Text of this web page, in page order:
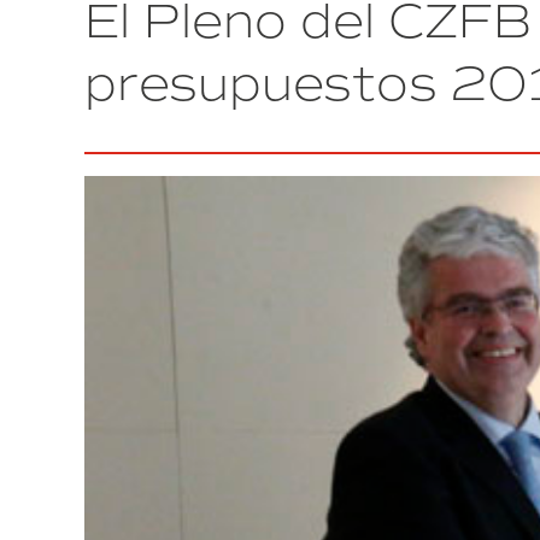
El Pleno del
presupuestos
El
Vigía
el
premio
la
Mejor